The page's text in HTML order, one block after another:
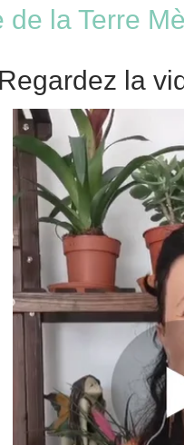
de la Terre
Regardez la